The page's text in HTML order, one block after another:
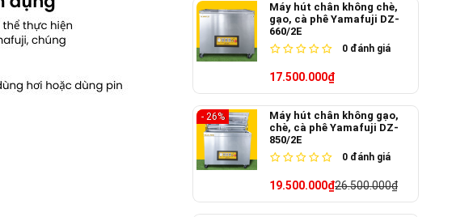
Máy hút chân không chè,
gạo, cà phê Yamafuji DZ-
660/2E
0 đánh giá
17.500.000₫
- 26%
Máy hút chân không gạo,
chè, cà phê Yamafuji DZ-
850/2E
0 đánh giá
19.500.000₫26.500.000₫